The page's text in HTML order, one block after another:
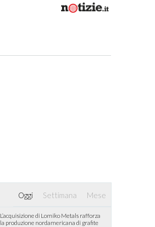
Oggi Settimana Mese
L’acquisizione di Lomiko Metals rafforza
la produzione nordamericana di grafite